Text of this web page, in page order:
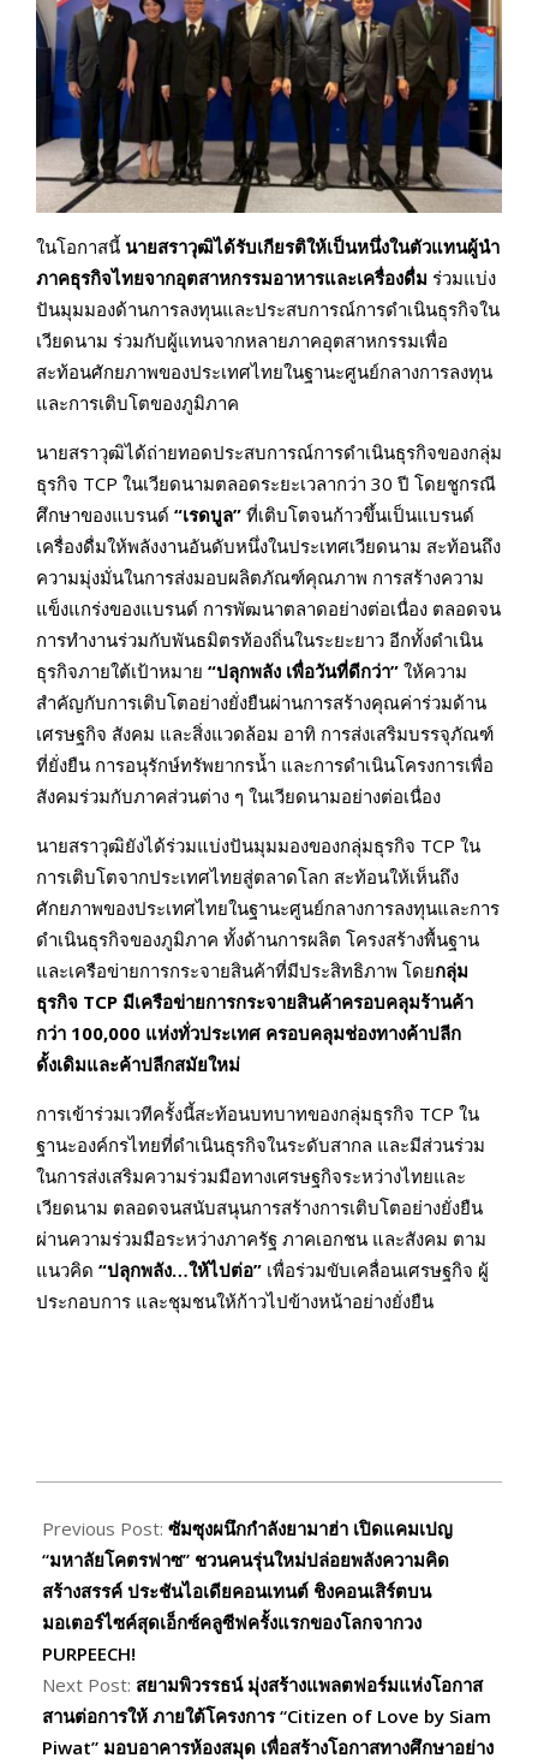
ในโอกาสนี้ นายสราวุฒิได้รับเกียรติให้เป็นหนึ่งในตัวแทนผู้นำ
ภาคธุรกิจไทยจากอุตสาหกรรมอาหารและเครื่องดื่ม ร่วมแบ่ง
ปันมุมมองด้านการลงทุนและประสบการณ์การดำเนินธุรกิจใน
เวียดนาม ร่วมกับผู้แทนจากหลายภาคอุตสาหกรรมเพื่อ
สะท้อนศักยภาพของประเทศไทยในฐานะศูนย์กลางการลงทุน
และการเติบโตของภูมิภาค
นายสราวุฒิได้ถ่ายทอดประสบการณ์การดำเนินธุรกิจของกลุ่ม
ธุรกิจ TCP ในเวียดนามตลอดระยะเวลากว่า 30 ปี โดยชูกรณี
ศึกษาของแบรนด์ “เรดบูล” ที่เติบโตจนก้าวขึ้นเป็นแบรนด์
เครื่องดื่มให้พลังงานอันดับหนึ่งในประเทศเวียดนาม สะท้อนถึง
ความมุ่งมั่นในการส่งมอบผลิตภัณฑ์คุณภาพ การสร้างความ
แข็งแกร่งของแบรนด์ การพัฒนาตลาดอย่างต่อเนื่อง ตลอดจน
การทำงานร่วมกับพันธมิตรท้องถิ่นในระยะยาว อีกทั้งดำเนิน
ธุรกิจภายใต้เป้าหมาย “ปลุกพลัง เพื่อวันที่ดีกว่า” ให้ความ
สำคัญกับการเติบโตอย่างยั่งยืนผ่านการสร้างคุณค่าร่วมด้าน
เศรษฐกิจ สังคม และสิ่งแวดล้อม อาทิ การส่งเสริมบรรจุภัณฑ์
ที่ยั่งยืน การอนุรักษ์ทรัพยากรน้ำ และการดำเนินโครงการเพื่อ
สังคมร่วมกับภาคส่วนต่าง ๆ ในเวียดนามอย่างต่อเนื่อง
นายสราวุฒิยังได้ร่วมแบ่งปันมุมมองของกลุ่มธุรกิจ TCP ใน
การเติบโตจากประเทศไทยสู่ตลาดโลก สะท้อนให้เห็นถึง
ศักยภาพของประเทศไทยในฐานะศูนย์กลางการลงทุนและการ
ดำเนินธุรกิจของภูมิภาค ทั้งด้านการผลิต โครงสร้างพื้นฐาน
และเครือข่ายการกระจายสินค้าที่มีประสิทธิภาพ โดยกลุ่ม
ธุรกิจ TCP มีเครือข่ายการกระจายสินค้าครอบคลุมร้านค้า
กว่า 100,000 แห่งทั่วประเทศ ครอบคลุมช่องทางค้าปลีก
ดั้งเดิมและค้าปลีกสมัยใหม่
การเข้าร่วมเวทีครั้งนี้สะท้อนบทบาทของกลุ่มธุรกิจ TCP ใน
ฐานะองค์กรไทยที่ดำเนินธุรกิจในระดับสากล และมีส่วนร่วม
ในการส่งเสริมความร่วมมือทางเศรษฐกิจระหว่างไทยและ
เวียดนาม ตลอดจนสนับสนุนการสร้างการเติบโตอย่างยั่งยืน
ผ่านความร่วมมือระหว่างภาครัฐ ภาคเอกชน และสังคม ตาม
แนวคิด “ปลุกพลัง…ให้ไปต่อ” เพื่อร่วมขับเคลื่อนเศรษฐกิจ ผู้
ประกอบการ และชุมชนให้ก้าวไปข้างหน้าอย่างยั่งยืน
06-
15
Previous Post: ซัมซุงผนึกกำลังยามาฮ่า เปิดแคมเปญ
“มหาลัยโคตรฟาซ” ชวนคนรุ่นใหม่ปล่อยพลังความคิด
สร้างสรรค์ ประชันไอเดียคอนเทนต์ ชิงคอนเสิร์ตบน
มอเตอร์ไซค์สุดเอ็กซ์คลูซีฟครั้งแรกของโลกจากวง
PURPEECH!
Next Post: สยามพิวรรธน์ มุ่งสร้างแพลตฟอร์มแห่งโอกาส
สานต่อการให้ ภายใต้โครงการ “Citizen of Love by Siam
Piwat” มอบอาคารห้องสมุด เพื่อสร้างโอกาสทางศึกษาอย่าง